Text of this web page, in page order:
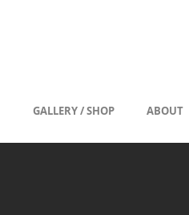
GALLERY / SHOP ABOUT